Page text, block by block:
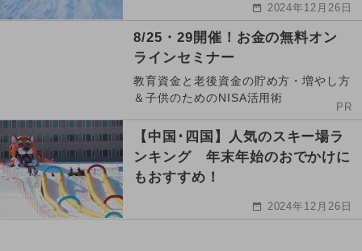
2024年12月26日
8/25・29開催！お金の無料オン
ラインセミナー
教育資金と老後資金の貯め方・増やし方
＆子供のためのNISA活用術
PR
【中国･四国】人気のスキー場ラ
ンキング 年末年始のおでかけに
もおすすめ！
2024年12月26日